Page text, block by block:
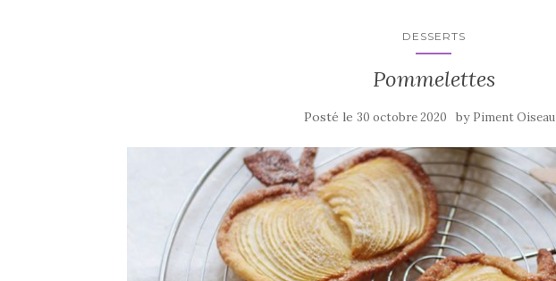
DESSERTS
Pommelettes
Posté le 30 octobre 2020 by Piment Oiseau